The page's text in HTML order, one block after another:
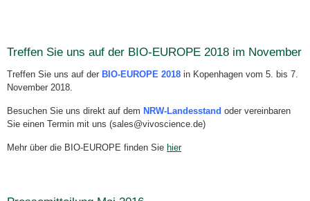
Treffen Sie uns auf der BIO-EUROPE 2018 im November
Treffen Sie uns auf der BIO-EUROPE 2018 in Kopenhagen vom 5. bis 7.
November 2018.
Besuchen Sie uns direkt auf dem NRW-Landesstand oder vereinbaren
Sie einen Termin mit uns (sales@vivoscience.de)
Mehr über die BIO-EUROPE finden Sie hier